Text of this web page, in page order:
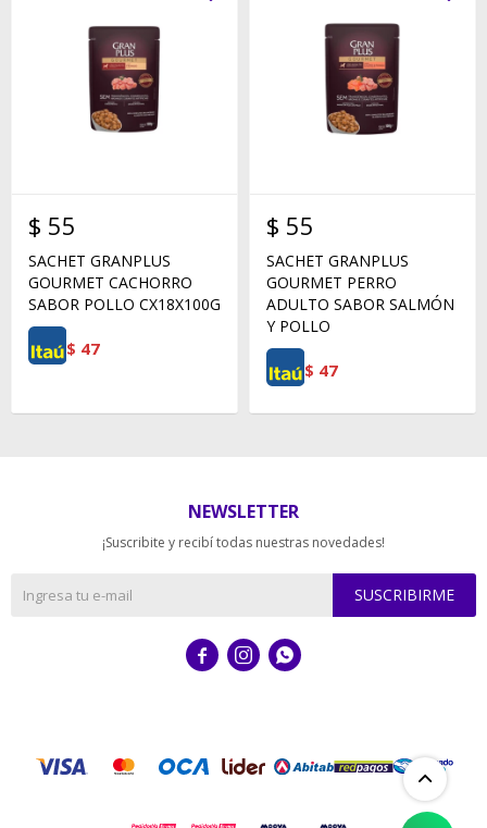
$ 55
SACHET GRANPLUS
GOURMET CACHORRO
SABOR POLLO CX18X100G
$ 47
$ 55
SACHET GRANPLUS
GOURMET PERRO
ADULTO SABOR SALMÓN
Y POLLO
$ 47
NEWSLETTER
¡Suscribite y recibí todas nuestras novedades!
SUSCRIBIRME
  